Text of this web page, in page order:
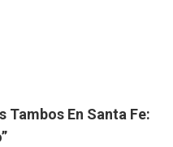
Tambos En Santa Fe: